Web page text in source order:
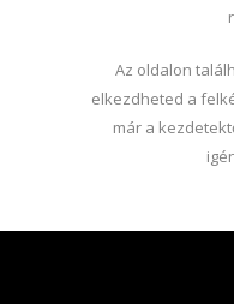
Az oldalon
elkezdheted a
már a